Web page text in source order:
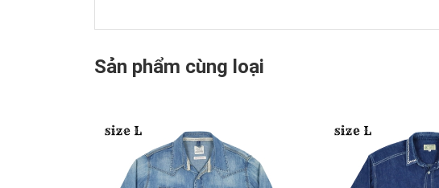
Sản phẩm cùng loại